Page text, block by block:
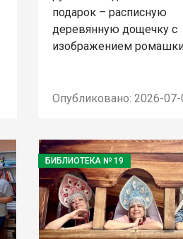
подарок – расписную
деревянную дощечку с
изображением
Опубликовано: 2026-
БИБЛИОТЕКА № 19